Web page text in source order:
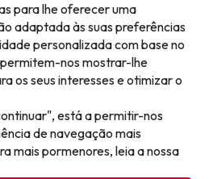
7.7
casal
de goteiras no banheiro vindo do
a equipe de manutenção
como aconteceu novamente,
um quarto melhor no dia
melhores ofertas!
os dias. Deixe o seu email
uma seleção cuidada das
férias, para nunca mais
para lhe oferecer uma
adaptada às suas preferências
personalizada com base no
nos mostrar-lhe
os seus interesses e otimizar o
está a permitir-nos
de navegação mais
mais pormenores, leia a nossa